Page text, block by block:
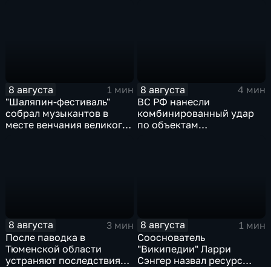
8 августа
1 мин
"Шаляпин‑фестиваль"
собрал музыкантов в
месте венчания великого
8 августа
4 мин
ВС РФ нанесли
комбинированный удар
по объектам
8 августа
3 мин
После паводка в
Тюменской области
устраняют последствия
8 августа
1 мин
Сооснователь
"Википедии" Ларри
Сэнгер назвал ресурс